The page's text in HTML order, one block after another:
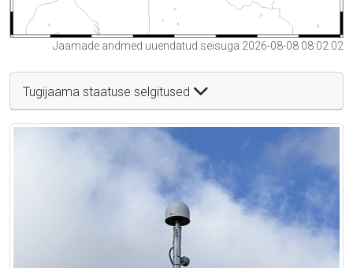
Jaamade andmed uuendatud seisuga 2026-08-08 08:02:02
Tugijaama staatuse selgitused